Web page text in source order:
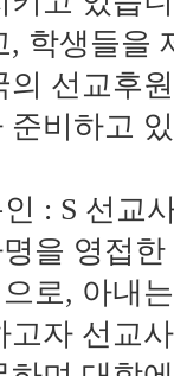
, 학생들을
의 선교후
준비하고
: S 선교
을 영접
로, 아내
고자 선교